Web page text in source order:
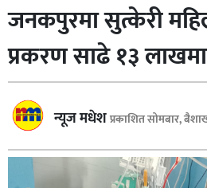
मधेश
प्रदेश
लुम्बिनी
गण्डकी
बागमती
कर्णाली
जनकपुरमा सुत्केरी
प्रकरण साढे १३
न्यूज मधेशप्रकाशित सोमबार,